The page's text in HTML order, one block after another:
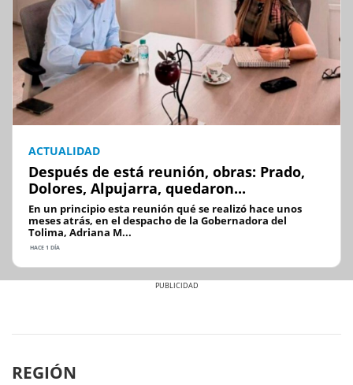
ACTUALIDAD
Después de está reunión, obras: Prado,
Dolores, Alpujarra, quedaron...
En un principio esta reunión qué se realizó hace unos
meses atrás, en el despacho de la Gobernadora del
Tolima, Adriana M...
HACE 1 DÍA
REGIÓN